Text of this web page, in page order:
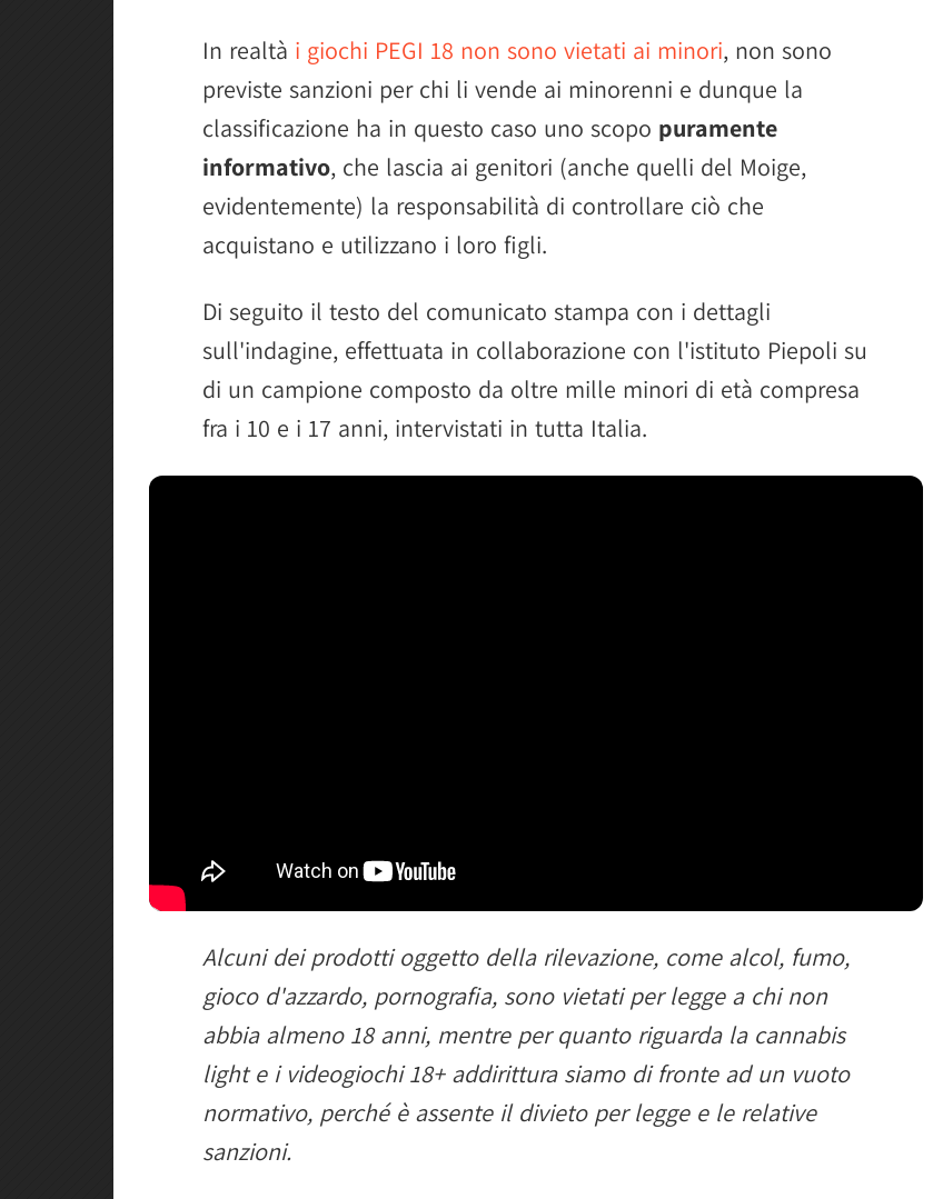
In realtà i giochi PEGI 18 non sono vietati ai minori, non sono
previste sanzioni per chi li vende ai minorenni e dunque la
classificazione ha in questo caso uno scopo puramente
informativo, che lascia ai genitori (anche quelli del Moige,
evidentemente) la responsabilità di controllare ciò che
acquistano e utilizzano i loro figli.
Di seguito il testo del comunicato stampa con i dettagli
sull'indagine, effettuata in collaborazione con l'istituto Piepoli su
di un campione composto da oltre mille minori di età compresa
fra i 10 e i 17 anni, intervistati in tutta Italia.
Alcuni dei prodotti oggetto della rilevazione, come alcol, fumo,
gioco d'azzardo, pornografia, sono vietati per legge a chi non
abbia almeno 18 anni, mentre per quanto riguarda la cannabis
light e i videogiochi 18+ addirittura siamo di fronte ad un vuoto
normativo, perché è assente il divieto per legge e le relative
sanzioni.